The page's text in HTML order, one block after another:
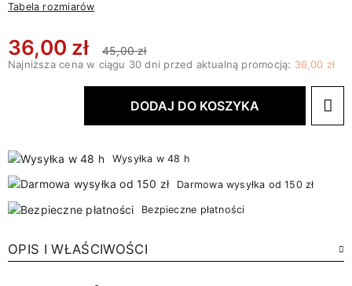
Tabela rozmiarów
36,00 zł 45,00 zł
Najniższa cena w ciągu 30 dni przed aktualną promocją: 36,00 zł
DODAJ DO KOSZYKA
Wysyłka w 48 h
Darmowa wysyłka od 150 zł
Bezpieczne płatności
OPIS I WŁAŚCIWOŚCI